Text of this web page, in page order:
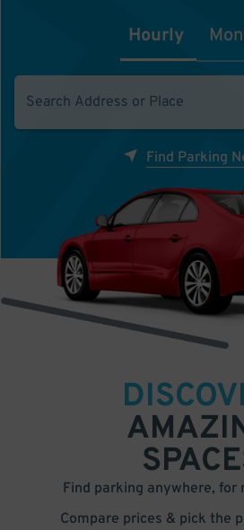
Hourly
Find Parking
Find parking anywhere, for
Compare prices & pick the